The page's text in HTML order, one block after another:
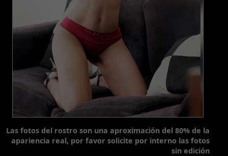
Las fotos del rostro son una aproximación del 80% de la
apariencia real, por favor solicite por interno las fotos
sin edición